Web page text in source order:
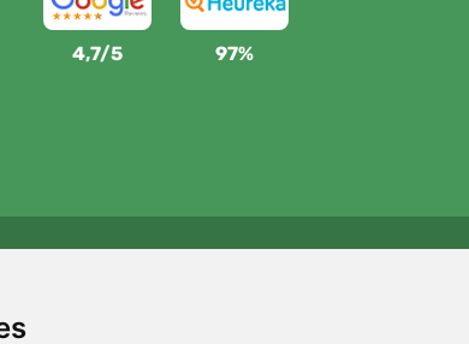
4,7/5 97%
ons